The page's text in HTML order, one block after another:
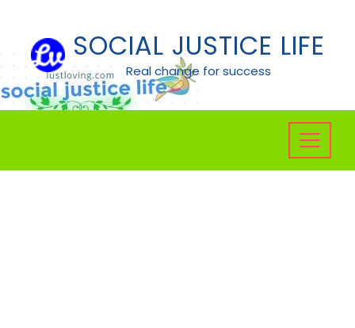
content
SOCIAL JUSTICE LIFE
Real change for success